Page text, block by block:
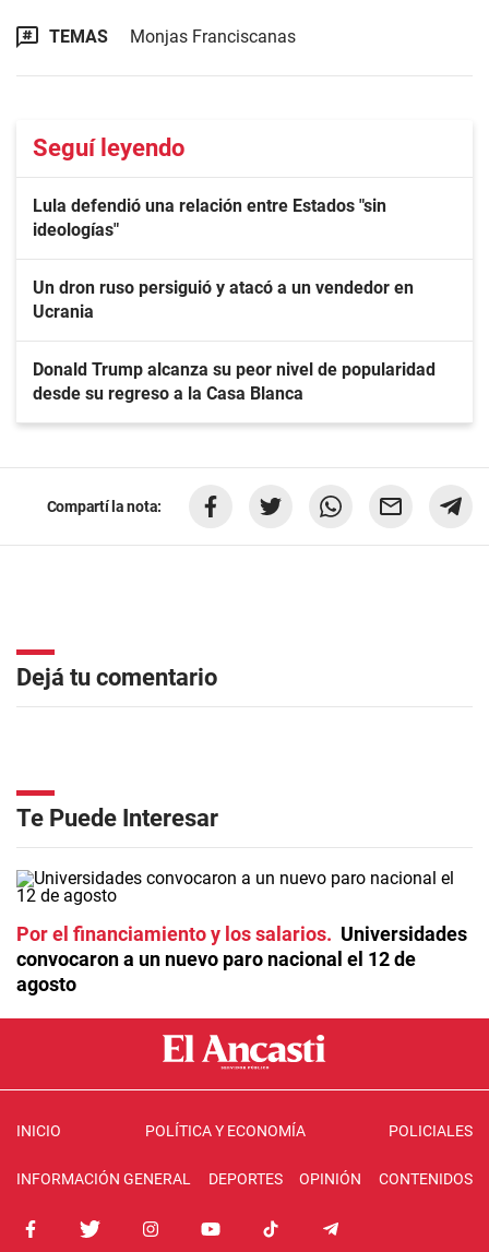
TEMAS Monjas Franciscanas
Seguí leyendo
Lula defendió una relación entre Estados "sin
ideologías"
Un dron ruso persiguió y atacó a un vendedor en
Ucrania
Donald Trump alcanza su peor nivel de popularidad
desde su regreso a la Casa Blanca
Compartí la nota:
Dejá tu comentario
Te Puede Interesar
Por el financiamiento y los salarios
Universidades
convocaron a un nuevo paro nacional el 12 de
agosto
INICIO POLÍTICA Y ECONOMÍA POLICIALES
INFORMACIÓN GENERAL DEPORTES OPINIÓN CONTENIDOS